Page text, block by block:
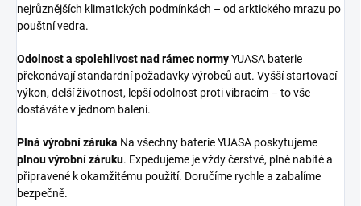
nejrůznějších klimatických podmínkách – od arktického mrazu po
pouštní vedra.
Odolnost a spolehlivost nad rámec normyYUASA baterie
překonávají standardní požadavky výrobců aut. Vyšší startovací
výkon, delší životnost, lepší odolnost proti vibracím – to vše
dostáváte v jednom balení.
Plná výrobní záruka Na všechny baterie YUASA poskytujeme
plnou výrobní záruku. Expedujeme je vždy čerstvé, plně nabité a
připravené k okamžitému použití. Doručíme rychle a zabalíme
bezpečně.